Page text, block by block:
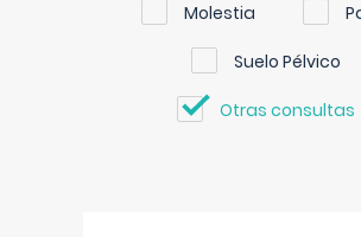
Molestia
Suelo Pélvico
Otras consultas